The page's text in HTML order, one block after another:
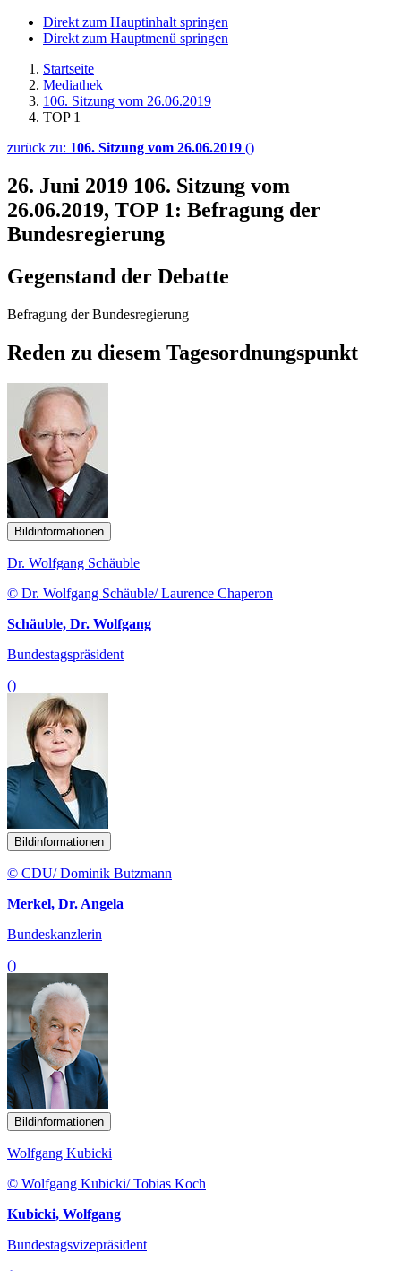
Direkt zum Hauptinhalt springen
Direkt zum Hauptmenü springen
Startseite
Mediathek
106. Sitzung vom 26.06.2019
TOP 1
zurück zu: 106. Sitzung vom 26.06.2019 ()
26. Juni 2019 106. Sitzung vom
26.06.2019, TOP 1: Befragung der
Bundesregierung
Gegenstand der Debatte
Befragung der Bundesregierung
Reden zu diesem Tagesordnungspunkt
Bildinformationen
Dr. Wolfgang Schäuble
© Dr. Wolfgang Schäuble/ Laurence Chaperon
Schäuble, Dr. Wolfgang
Bundestagspräsident
()
Bildinformationen
© CDU/ Dominik Butzmann
Merkel, Dr. Angela
Bundeskanzlerin
()
Bildinformationen
Wolfgang Kubicki
© Wolfgang Kubicki/ Tobias Koch
Kubicki, Wolfgang
Bundestagsvizepräsident